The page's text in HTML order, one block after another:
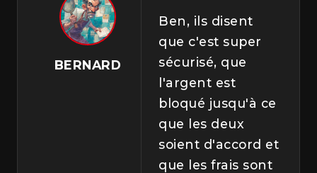
BERNARD
Ben, ils disent
que c'est super
sécurisé, que
l'argent est
bloqué jusqu'à ce
que les deux
soient d'accord et
que les frais sont